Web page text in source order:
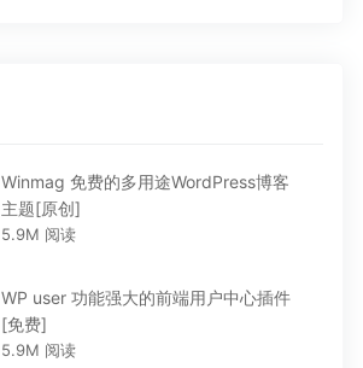
Winmag 免费的多用途WordPress博客
主题[原创]
5.9M 阅读
WP user 功能强大的前端用户中心插件
[免费]
5.9M 阅读